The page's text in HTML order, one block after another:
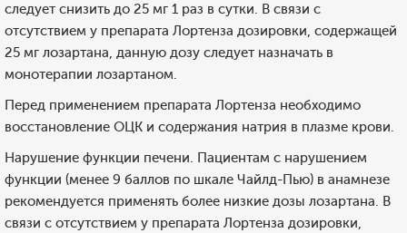
следует снизить до 25 мг 1 раз в сутки. В связи с
отсутствием у препарата Лортенза дозировки, содержащей
25 мг лозартана, данную дозу следует назначать в
монотерапии лозартаном.
Перед применением препарата Лортенза необходимо
восстановление ОЦК и содержания натрия в плазме крови.
Нарушение функции печени. Пациентам с нарушением
функции (менее 9 баллов по шкале Чайлд-Пью) в анамнезе
рекомендуется применять более низкие дозы лозартана. В
связи с отсутствием у препарата Лортенза дозировки,